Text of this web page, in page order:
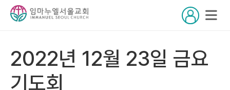
2022년 12월 23일 금요
기도회